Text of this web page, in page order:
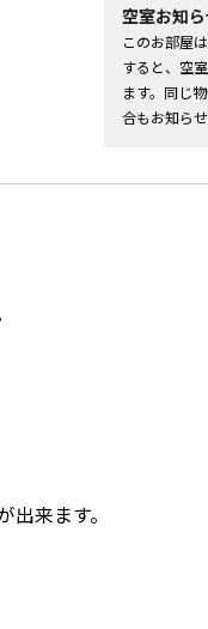
空室お知
このお部屋
すると、空
ます。同じ
合もお知ら
来ます。